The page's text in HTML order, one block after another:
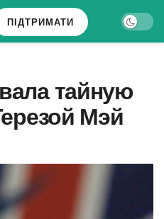
ПІДТРИМАТИ
тайную
Мэй